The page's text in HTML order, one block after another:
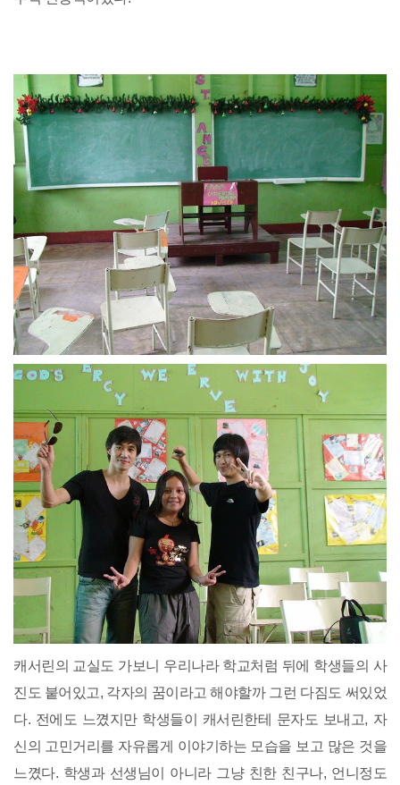
캐서린의 교실도 가보니 우리나라 학교처럼 뒤에 학생들의 사
진도 붙어있고, 각자의 꿈이라고 해야할까 그런 다짐도 써있었
다. 전에도 느꼈지만 학생들이 캐서린한테 문자도 보내고, 자
신의 고민거리를 자유롭게 이야기하는 모습을 보고 많은 것을
느꼈다. 학생과 선생님이 아니라 그냥 친한 친구나, 언니정도